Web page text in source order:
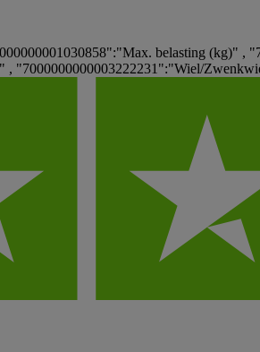
belasting (kg)" ,
"7000000000003222231":"Wiel/